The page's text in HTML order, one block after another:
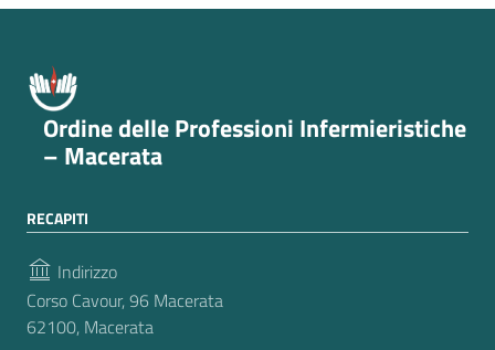
Ordine delle Professioni Infermieristiche
– Macerata
RECAPITI
Indirizzo
Corso Cavour, 96 Macerata
62100, Macerata